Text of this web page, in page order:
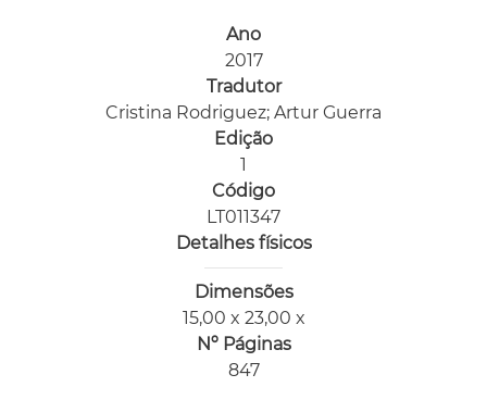
Ano
2017
Tradutor
Cristina Rodriguez; Artur Guerra
Edição
1
Código
LT011347
Detalhes físicos
Dimensões
15,00 x 23,00 x
Nº Páginas
847